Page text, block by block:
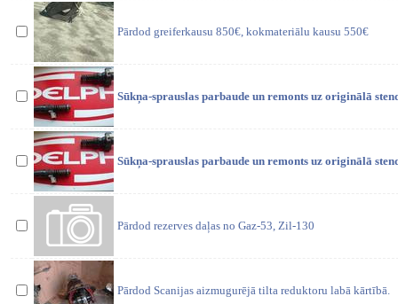
Pārdod greiferkausu 850€, kokmateriālu kausu 550€
Sūkņa-sprauslas parbaude un remonts uz originālā
Sūkņa-sprauslas parbaude un remonts uz originālā
Pārdod rezerves daļas no Gaz-53, Zil-130
Pārdod Scanijas aizmugurējā tilta reduktoru labā kārtībā.